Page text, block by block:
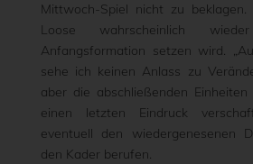
Mittwoch-Spiel nicht zu beklagen.
Loose wahrscheinlich
Anfangsformation setzen wird.
sehe ich keinen Anlass zu
aber die abschließenden
einen letzten Eindruck
eventuell den wiedergenesenen
den Kader berufen.